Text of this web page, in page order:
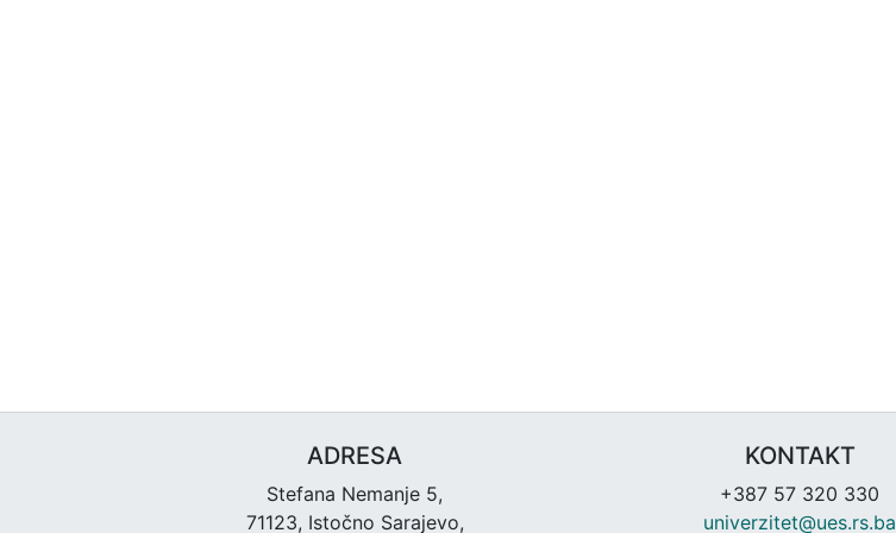
ADRESA
Stefana Nemanje 5,
71123, Istočno Sarajevo,
KONTAKT
+387 57 320 330
univerzitet@ues.rs.ba